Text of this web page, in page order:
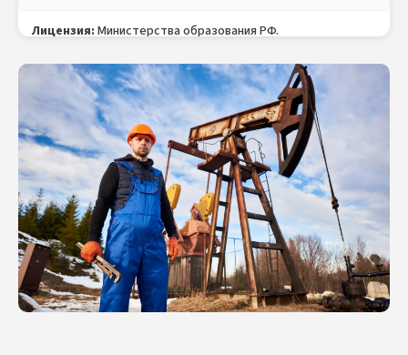
Лицензия: Министерства образования РФ.
Документ:Свидетельство о профессии Бурильщика с
внесением в ФРДО, Удостоверение Бурильщика, Протокол
проверки знаний (в электронном и бумажном виде).